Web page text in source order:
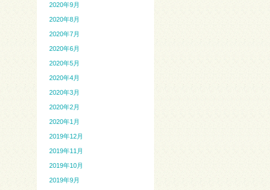
2020年9月
2020年8月
2020年7月
2020年6月
2020年5月
2020年4月
2020年3月
2020年2月
2020年1月
2019年12月
2019年11月
2019年10月
2019年9月